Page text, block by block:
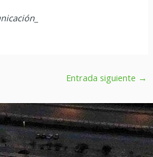
Entrada siguiente →